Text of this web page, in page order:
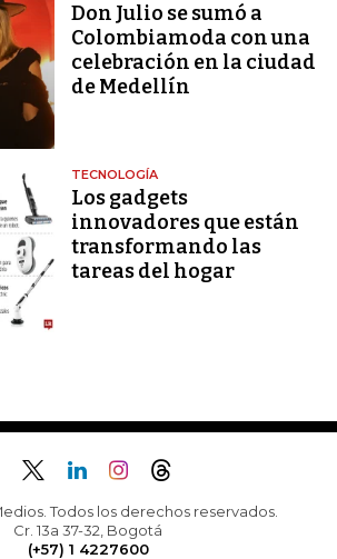
Don Julio se sumó a
Colombiamoda con una
celebración en la ciudad
de Medellín
TECNOLOGÍA
Los gadgets
innovadores que están
transformando las
tareas del hogar
Todos los derechos reservados.
Cr. 13a 37-32, Bogotá
(+57) 1 4227600